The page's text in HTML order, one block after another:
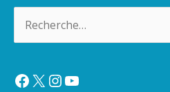
Facebook
X Instagram
YouTube